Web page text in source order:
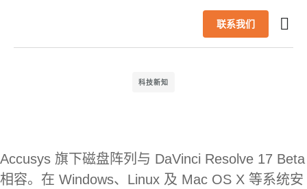
联系我们
科技新知
Accusys 旗下磁盘阵列与 DaVinci Resolve 17 Beta
相容。在 Windows、Linux 及 Mac OS X 等系统安